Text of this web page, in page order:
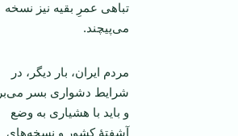
تباهی عمرِ بقیه نیز نسخه
می‌پیچند.
مردم ایران، بار دیگر، در
شرایط دشواری بسر
و باید با هشیاری به وضع
آشفتۀ کشور و نسخه‌های